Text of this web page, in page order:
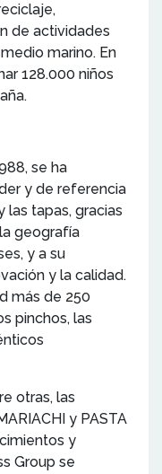
de actividades
marino. En
128.000 niños
se ha
y de referencia
las tapas, gracias
geografía
y a su
y la calidad.
más de 250
pinchos, las
otras, las
y PASTA
y
Group se